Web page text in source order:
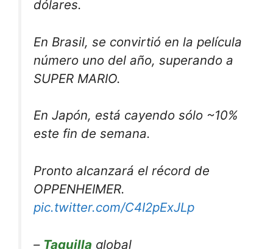
dólares.
En Brasil, se convirtió en la película
número uno del año, superando a
SUPER MARIO.
En Japón, está cayendo sólo ~10%
este fin de semana.
Pronto alcanzará el récord de
OPPENHEIMER.
pic.twitter.com/C4I2pExJLp
– Taquilla global